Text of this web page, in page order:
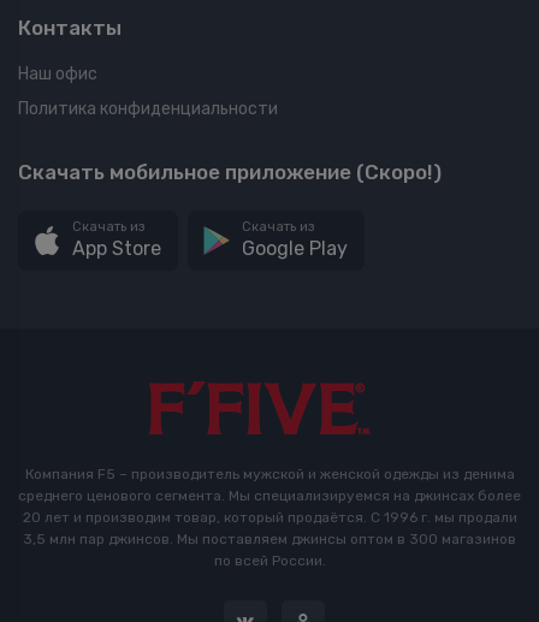
Контакты
Наш офис
Политика конфиденциальности
Скачать мобильное приложение (Скоро!)
Скачать из
App Store
Скачать из
Google Play
Компания F5 – производитель мужской и женской одежды из денима
среднего ценового сегмента. Мы специализируемся на джинсах более
20 лет и производим товар, который продаётся. С 1996 г. мы продали
3,5 млн пар джинсов. Мы поставляем джинсы оптом в 300 магазинов
по всей России.